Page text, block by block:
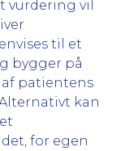
vurdering vil
til et
bygger på
patientens
kan
for egen